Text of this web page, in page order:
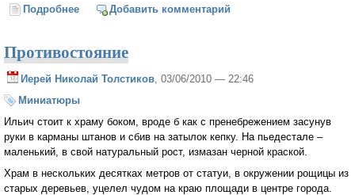
Подробнее о Небесный жемчуг
Добавить комментарий
Противостояние
Иерей Николай Толстиков, 03/06/2010 — 22:46
Миниатюры
Ильич стоит к храму боком, вроде б как с пренебрежением засунув
руки в карманы штанов и сбив на затылок кепку. На пьедестале –
маленький, в свой натуральный рост, измазан черной краской.
Храм в нескольких десятках метров от статуи, в окружении рощицы из
старых деревьев, уцелел чудом на краю площади в центре города.